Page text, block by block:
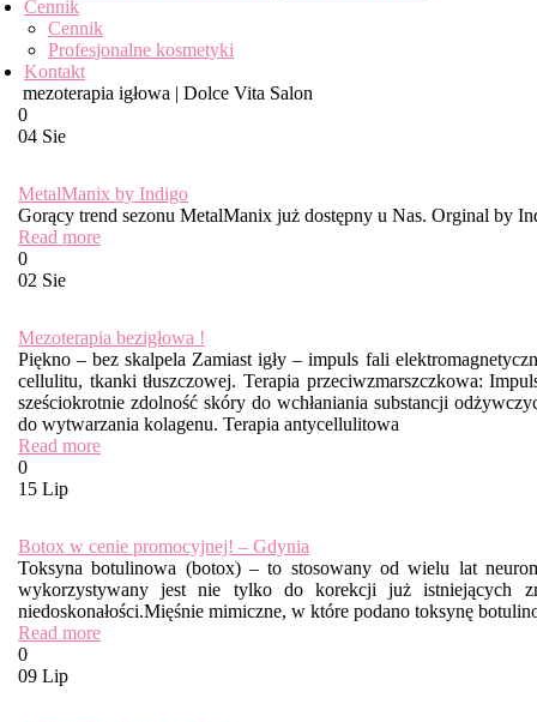
Cennik
Cennik
Profesjonalne kosmetyki
Kontakt
mezoterapia igłowa | Dolce Vita Salon
0
04 Sie
MetalManix by Indigo
Gorący trend sezonu MetalManix już dostępny u Nas. Orginal by
Read more
0
02 Sie
Mezoterapia bezigłowa !
Piękno – bez skalpela Zamiast igły – impuls fali
cellulitu, tkanki tłuszczowej. Terapia przeciwzmarszczkowa:
sześciokrotnie zdolność skóry do wchłaniania substancji
do wytwarzania kolagenu. Terapia antycellulitowa
Read more
0
15 Lip
Botox w cenie promocyjnej! – Gdynia
Toksyna botulinowa (botox) – to stosowany od wielu lat
wykorzystywany jest nie tylko do korekcji już istniejących
niedoskonałości.Mięśnie mimiczne, w które podano toksynę
Read more
0
09 Lip